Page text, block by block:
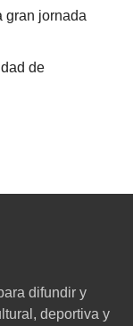
gran jornada
de
difundir y
deportiva y